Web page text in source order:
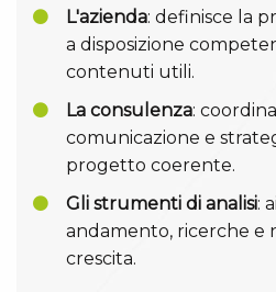
L'azienda: definisce la
a disposizione
contenuti utili.
La consulenza:
comunicazione e
progetto coerente.
Gli strumenti di analisi:
andamento, ricerche e
crescita.